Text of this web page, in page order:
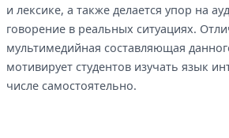
и лексике, а также делается упор на
говорение в реальных ситуациях.
мультимедийная составляющая
мотивирует студентов изучать язык
числе самостоятельно.